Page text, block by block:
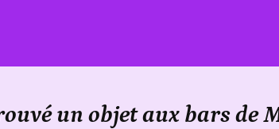
un objet aux bars de